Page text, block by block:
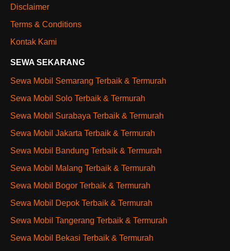
Disclaimer
Terms & Conditions
Kontak Kami
SEWA SEKARANG
Sewa Mobil Semarang Terbaik & Termurah
Sewa Mobil Solo Terbaik & Termurah
Sewa Mobil Surabaya Terbaik & Termurah
Sewa Mobil Jakarta Terbaik & Termurah
Sewa Mobil Bandung Terbaik & Termurah
Sewa Mobil Malang Terbaik & Termurah
Sewa Mobil Bogor Terbaik & Termurah
Sewa Mobil Depok Terbaik & Termurah
Sewa Mobil Tangerang Terbaik & Termurah
Sewa Mobil Bekasi Terbaik & Termurah